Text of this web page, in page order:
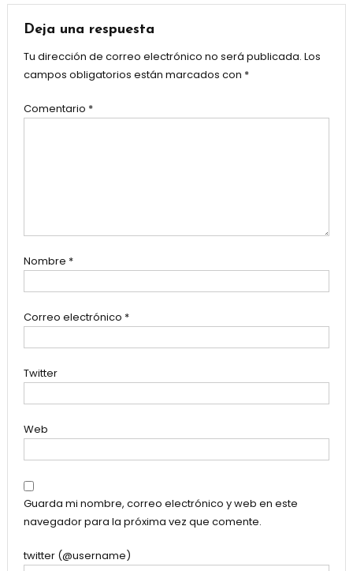
Deja una respuesta
Tu dirección de correo electrónico no será publicada. Los
campos obligatorios están marcados con *
Comentario *
Nombre *
Correo electrónico *
Twitter
Web
Guarda mi nombre, correo electrónico y web en este
navegador para la próxima vez que comente.
twitter (@username)